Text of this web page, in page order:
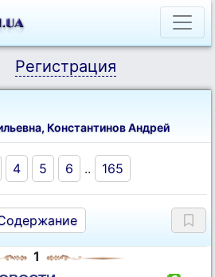
Регистрация
, Константинов Андрей
4 5 6 .. 165
1